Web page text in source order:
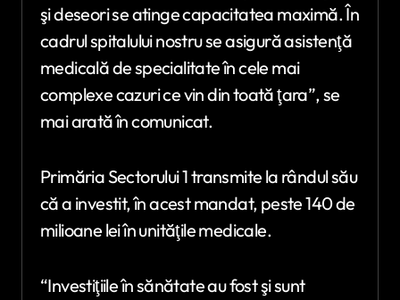
şi deseori se atinge capacitatea maximă. În
cadrul spitalului nostru se asigură asistenţă
medicală de specialitate în cele mai
complexe cazuri ce vin din toată ţara”, se
mai arată în comunicat.
Primăria Sectorului 1 transmite la rândul său
că a investit, în acest mandat, peste 140 de
milioane lei în unităţile medicale.
“Investiţiile în sănătate au fost şi sunt